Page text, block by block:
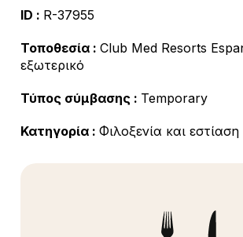
ID : R-37955
Τοποθεσία : Club Med Resorts
εξωτερικό
Τύπος σύμβασης : Temporary
Κατηγορία : Φιλοξενία και εστίαση